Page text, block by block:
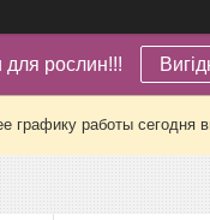
для рослин!!!
работы